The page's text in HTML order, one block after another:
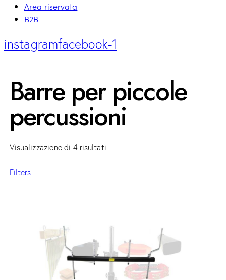
Area riservata
B2B
instagramfacebook-1
Barre per piccole
percussioni
Visualizzazione di 4 risultati
Filters